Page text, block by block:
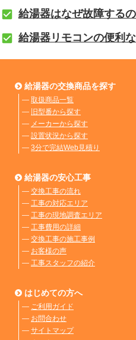
給湯器はなぜ故障する
給湯器リモコンの便利
給湯器の交換商品を探す
― 取扱商品一覧
― 旧型番から探す
― メーカーから探す
― 設置状況から探す
― 3分で完結Web見積り
給湯器の安心工事
― 交換工事の流れ
― 工事の対応エリア
― 工事の現地調査エリア
― 工事費用の詳細
― 交換工事の施工事例
― お客様の声
― 工事スタッフの紹介
はじめての方へ
― ご利用ガイド
― お問合わせ
― サイトマップ